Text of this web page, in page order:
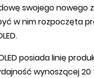
swojego nowego
w nim rozpoczęta
posiada linię
wynoszącej 20